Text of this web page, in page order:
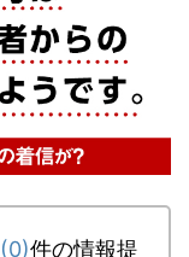
(0)件の情報提